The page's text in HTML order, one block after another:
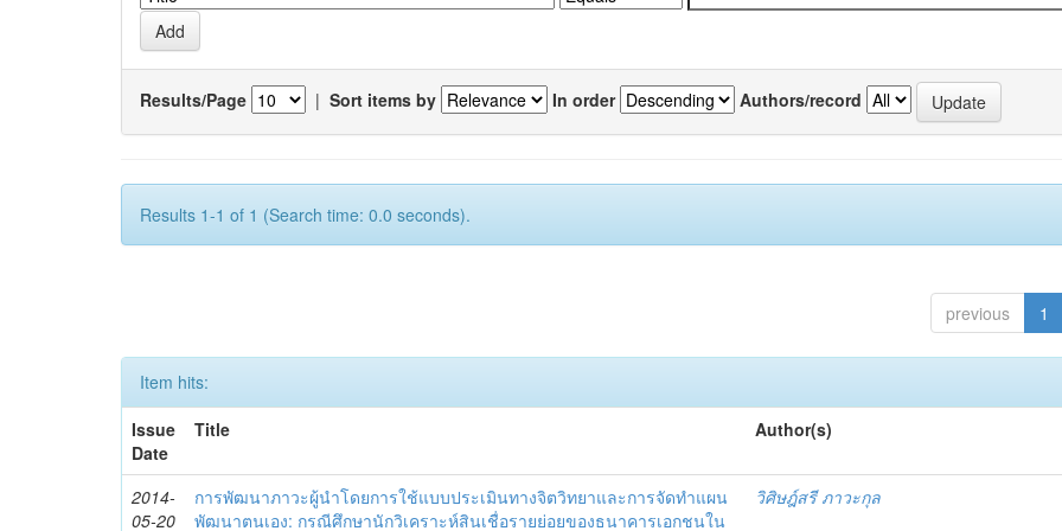
Results/Page | Sort items by In order Authors/record
Results 1-1 of 1 (Search time: 0.0 seconds).
previous 1
Item hits:
Issue
Date
Title Author(s)
2014-
05-20
การพัฒนาภาวะผู้นำโดยการใช้แบบประเมินทางจิตวิทยาและการจัดทำแผน
พัฒนาตนเอง: กรณีศึกษานักวิเคราะห์สินเชื่อรายย่อยของธนาคารเอกชนใน
วิศิษฎ์สรี ภาวะกุล